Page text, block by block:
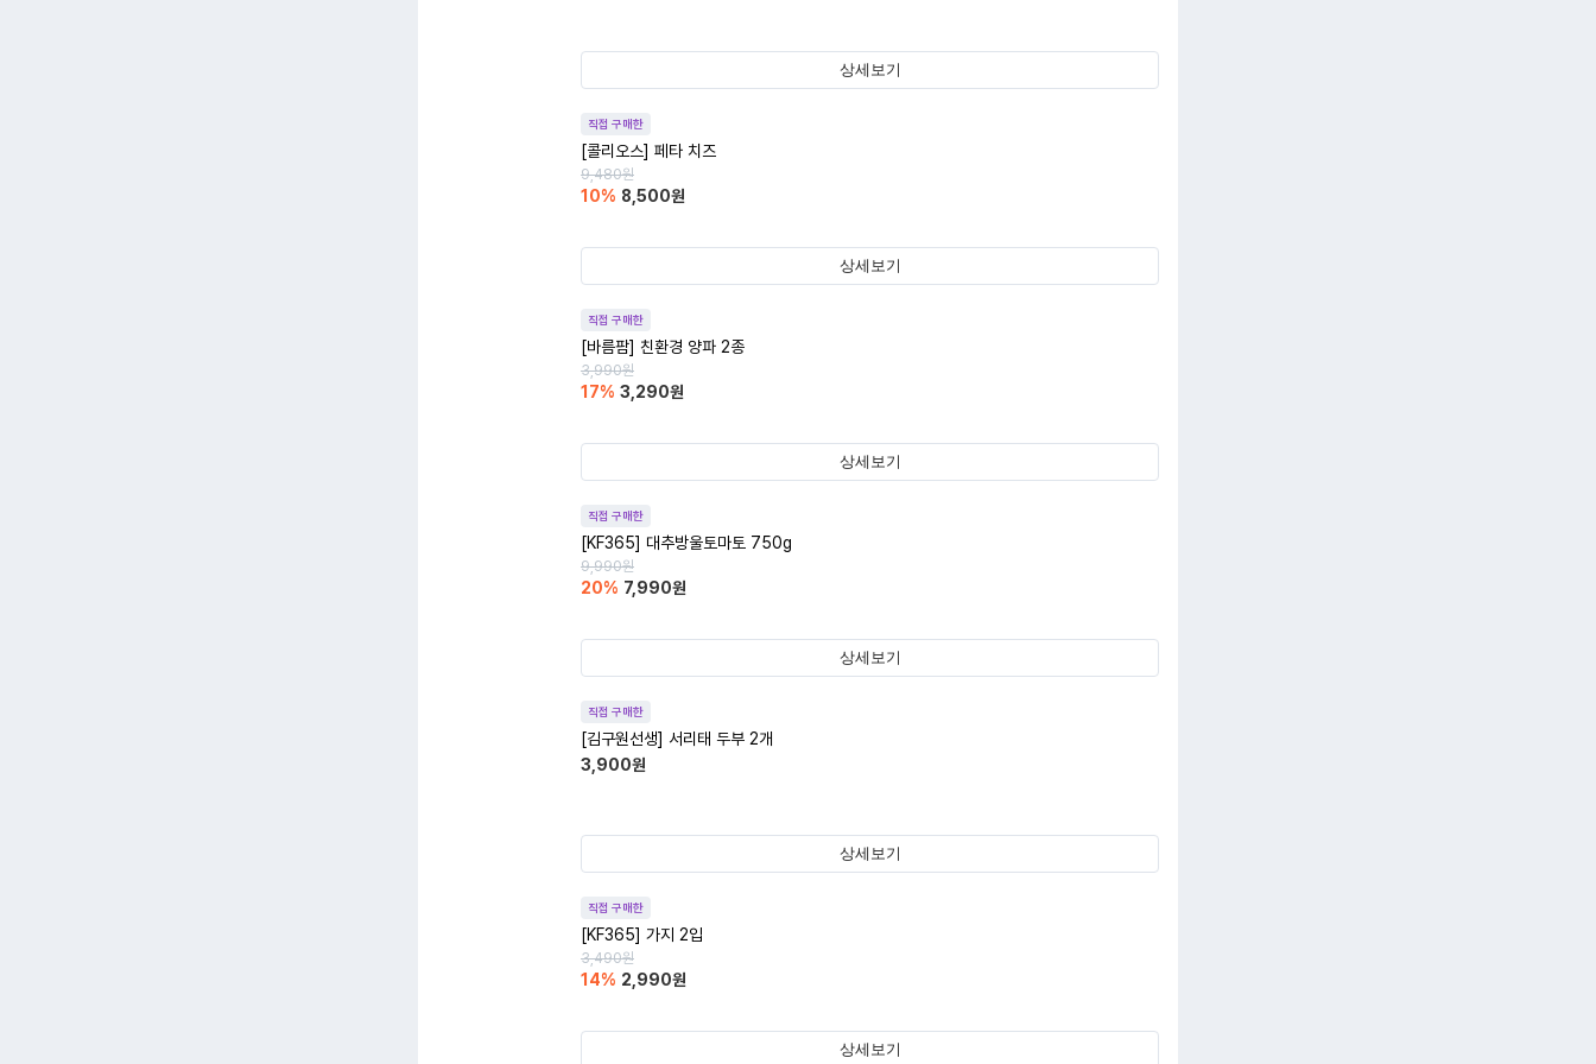
상세보기
직접 구매한
[콜리오스] 페타 치즈
9,480원
10% 8,500원
상세보기
직접 구매한
[바름팜] 친환경 양파 2종
3,990원
17% 3,290원
상세보기
직접 구매한
[KF365] 대추방울토마토 750g
9,990원
20% 7,990원
상세보기
직접 구매한
[김구원선생] 서리태 두부 2개
3,900원
상세보기
직접 구매한
[KF365] 가지 2입
3,490원
14% 2,990원
상세보기